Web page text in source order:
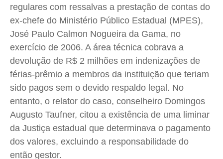
Saúde
Cidades
Direitos
Colunas
Caetano Roque
Gustavo Bastos
Jr Mignone (in memorian)
Wanda Sily
Saúde
Cidades
Direitos
Colunas
Caetano Roque
Gustavo Bastos
Jr Mignone (in memorian)
Wanda Sily
Saúde
Cidades
Direitos
Colunas
Caetano Roque
Gustavo Bastos
Jr Mignone (in memorian)
Wanda Sily
Saúde
Cidades
Direitos
Colunas
Caetano Roque
Gustavo Bastos
Jr Mignone (in memorian)
Wanda Sily
regulares com ressalvas a prestação de contas do
ex-chefe do Ministério Público Estadual (MPES),
José Paulo Calmon Nogueira da Gama, no
exercício de 2006. A área técnica cobrava a
devolução de R$ 2 milhões em indenizações de
férias-prêmio a membros da instituição que teriam
sido pagos sem o devido respaldo legal. No
entanto, o relator do caso, conselheiro Domingos
Augusto Taufner, citou a existência de uma liminar
da Justiça estadual que determinava o pagamento
dos valores, excluindo a responsabilidade do
então gestor.